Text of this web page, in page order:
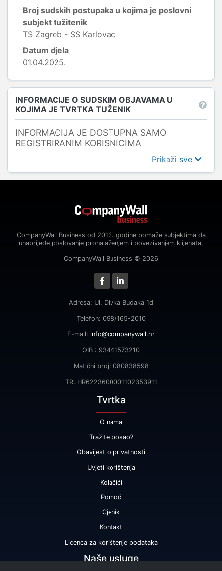
Broj sudskih postupaka u kojima je poslovni
subjekt tužitenik
TS Zagreb - SS Karlovac
Datum djela
01.04.2025.
INFORMACIJE O SUDSKIM OBJAVAMA U
KOJIMA JE TVRTKA TUŽENIK
INFORMACIJA JE DOSTUPNA SAMO
REGISTRIRANIM KORISNICIMA
Prikaži sve
CompanyWall Business od 2013. godine pomaže subjektima da
unaprijede poslovanje pronalaženjem i povezivanjem klijenata.
CompanyWall Business © 2026
Adresa: Ul. Divka Budaka 1d
Telefon: 098/165-2010
E-mail: info@companywall.hr
OIB : 93441573210
Matični broj: 080838598
TR: HR6223600001102353911
Tvrtka
O nama
Tražite posao?
Obavijest o privatnosti
Uvjeti korištenja
Kolačići
Pomoć
Cjenik
Kontakt
Licenca za korištenje podataka
Naše usluge